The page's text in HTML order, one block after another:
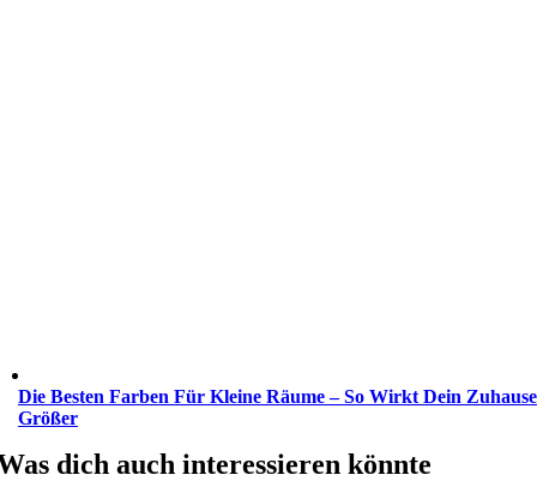
Die Besten Farben Für Kleine Räume – So Wirkt Dein Zuhause
Größer
dich auch interessieren könnte